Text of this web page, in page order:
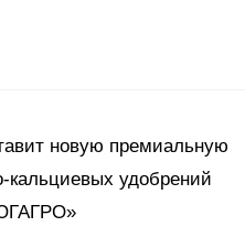
новую премиальную
кальциевых удобрений